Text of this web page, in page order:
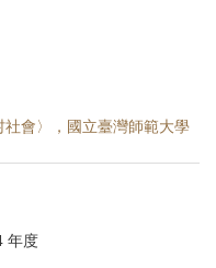
社會〉，國立臺灣師範大學
年度